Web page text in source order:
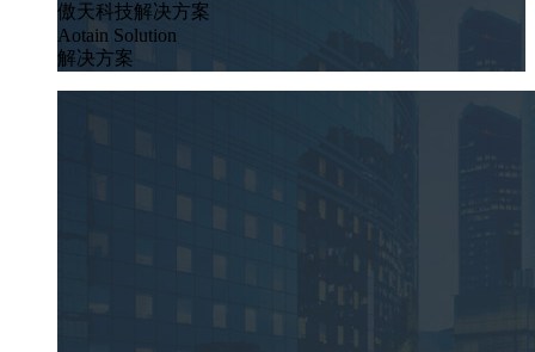
傲天科技解决方案
Aotain Solution
解决方案